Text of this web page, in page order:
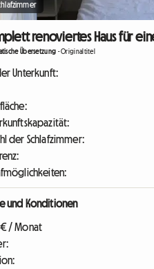
renoviertes Haus für
Übersetzung -Originaltitel
Unterkunft:
der Schlafzimmer:
und Konditionen
/ Monat